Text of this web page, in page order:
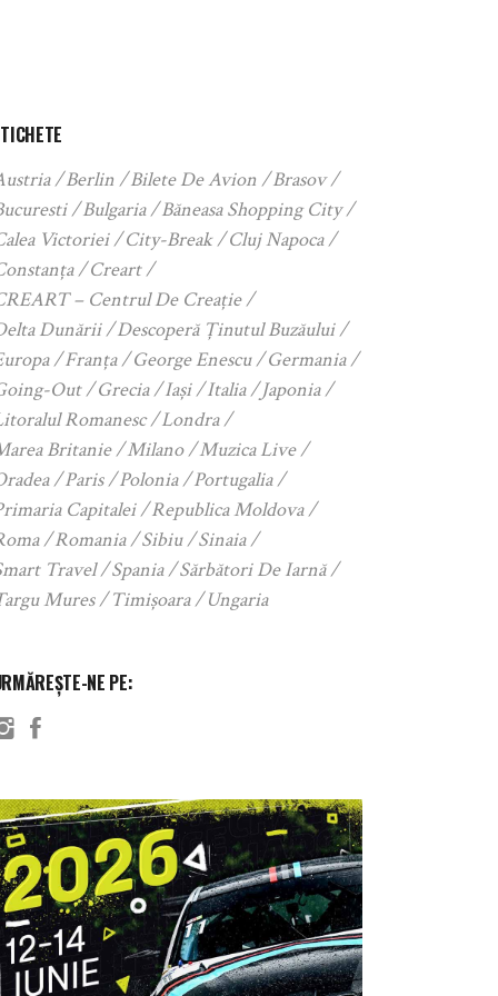
Berlin Bilete De Avion
Brasov
Bulgaria
Băneasa Shopping City
Victoriei
City-Break
Cluj Napoca
Creart
– Centrul De Creație
Dunării
Descoperă Ținutul Buzăului
Franța George Enescu
Germania
Out
Grecia Iași Italia
Japonia
Romanesc
Londra
Britanie
Milano
Muzica Live
Paris Polonia
Portugalia
Capitalei
Republica Moldova
Romania Sibiu
Sinaia
Travel
Spania
Sărbători De Iarnă
Mures
Timișoara Ungaria
NE PE: